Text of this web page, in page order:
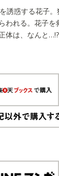
誘惑する花子
われる。花子
体は、なんと…!?